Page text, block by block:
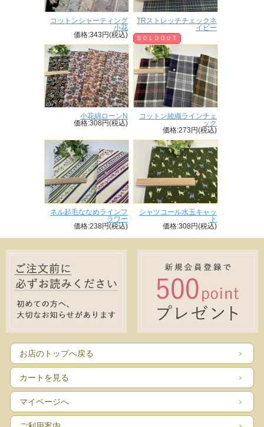
コットンシャーティング
小花
価格:343円(税込)
TRストレッチチェックネ
イビー
ＳＯＬＤＯＵＴ
小花綿ローンN
価格:308円(税込)
コットン綾織ラインチェ
ック
価格:273円(税込)
ネル起毛ななめラインフ
ラワー
価格:238円(税込)
シャツコール水玉キャッ
ト
価格:308円(税込)
お店のトップへ戻る
カートを見る
マイページへ